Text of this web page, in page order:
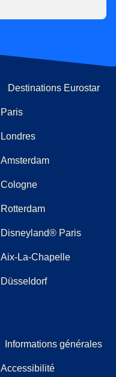
Destinations Eurostar
Paris
Londres
Amsterdam
Cologne
Rotterdam
Disneyland® Paris
Aix-La-Chapelle
Düsseldorf
Informations générales
Accessibilité